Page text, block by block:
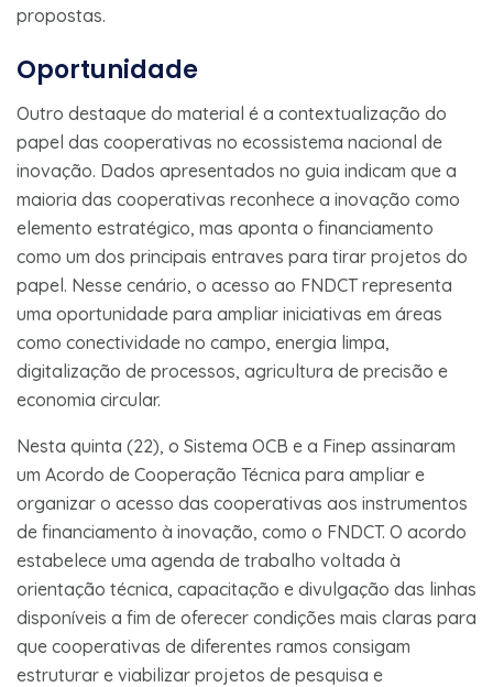
propostas.
Oportunidade
Outro destaque do material é a contextualização do
papel das cooperativas no ecossistema nacional de
inovação. Dados apresentados no guia indicam que a
maioria das cooperativas reconhece a inovação como
elemento estratégico, mas aponta o financiamento
como um dos principais entraves para tirar projetos do
papel. Nesse cenário, o acesso ao FNDCT representa
uma oportunidade para ampliar iniciativas em áreas
como conectividade no campo, energia limpa,
digitalização de processos, agricultura de precisão e
economia circular.
Nesta quinta (22), o Sistema OCB e a Finep assinaram
um Acordo de Cooperação Técnica para ampliar e
organizar o acesso das cooperativas aos instrumentos
de financiamento à inovação, como o FNDCT. O acordo
estabelece uma agenda de trabalho voltada à
orientação técnica, capacitação e divulgação das linhas
disponíveis a fim de oferecer condições mais claras para
que cooperativas de diferentes ramos consigam
estruturar e viabilizar projetos de pesquisa e